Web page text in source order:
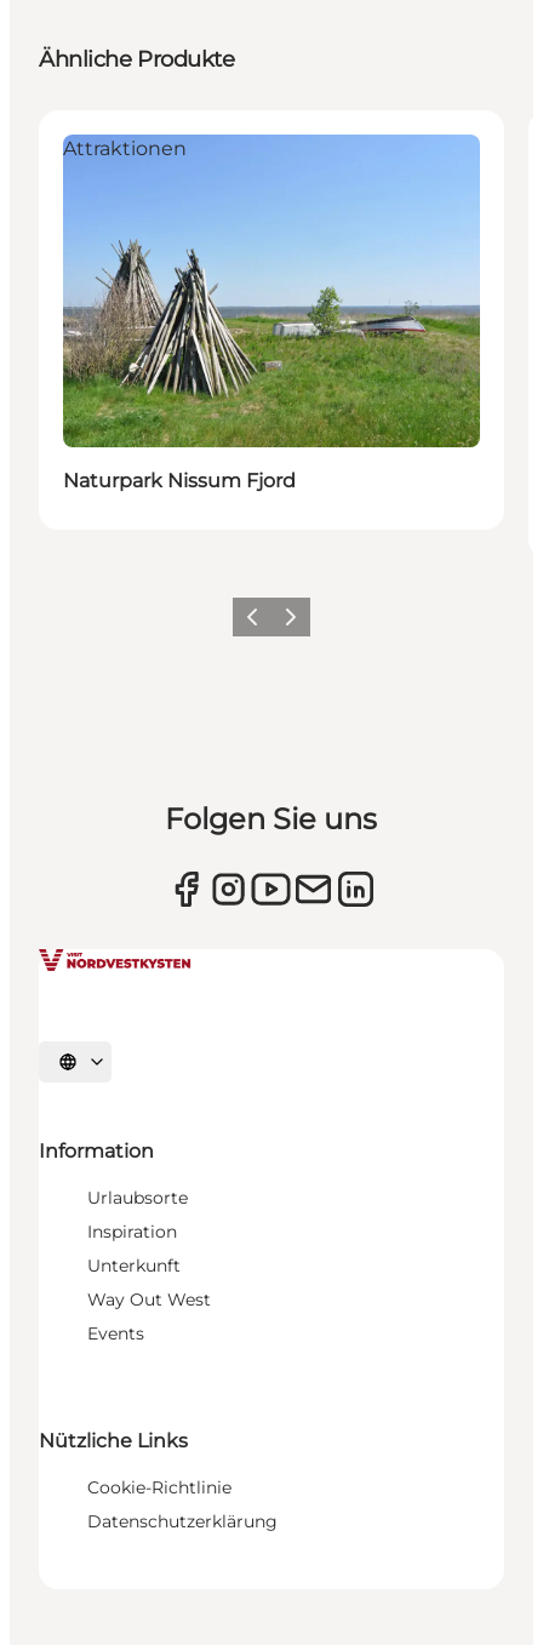
Ähnliche Produkte
Attraktionen
Naturpark Nissum Fjord
ZurückWeiter
Folgen Sie uns
Sprache auswählen
Information
Urlaubsorte
Inspiration
Unterkunft
Way Out West
Events
Nützliche Links
Cookie-Richtlinie
Datenschutzerklärung